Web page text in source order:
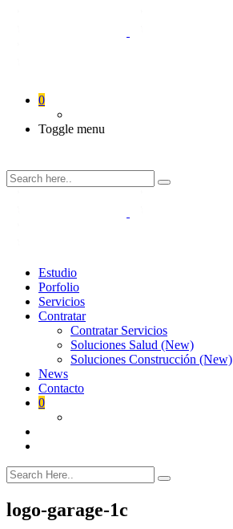
0
Toggle menu
Estudio
Porfolio
Servicios
Contratar
Contratar Servicios
Soluciones Salud (New)
Soluciones Construcción (New)
News
Contacto
0
logo-garage-1c